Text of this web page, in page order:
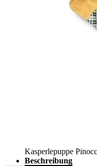
Kasperlepuppe
Beschreibung